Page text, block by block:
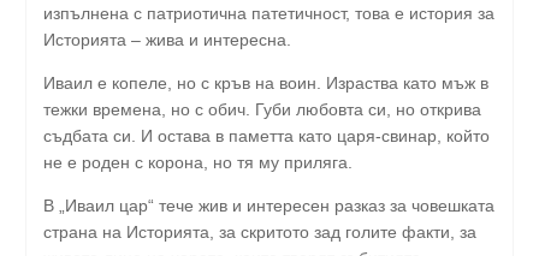
изпълнена с патриотична патетичност, това е история за
Историята – жива и интересна.
Иваил е копеле, но с кръв на воин. Израства като мъж в
тежки времена, но с обич. Губи любовта си, но открива
съдбата си. И остава в паметта като царя-свинар, който
не е роден с корона, но тя му приляга.
В „Иваил цар“ тече жив и интересен разказ за човешката
страна на Историята, за скритото зад голите факти, за